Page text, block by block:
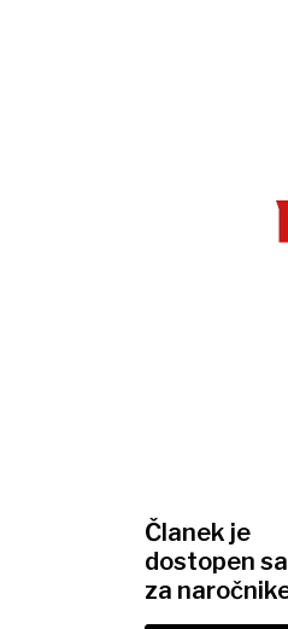
Članek je
dostopen
za